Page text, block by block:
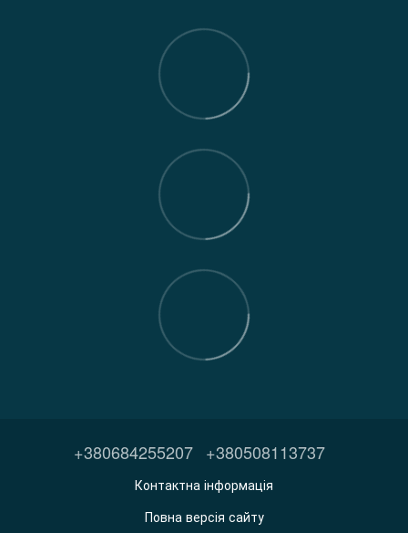
+380684255207 +380508113737
Контактна інформація
Повна версія сайту